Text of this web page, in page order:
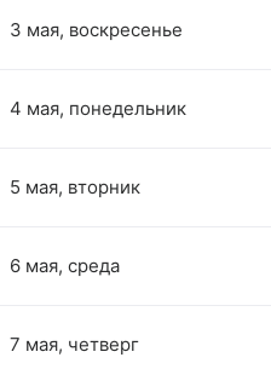
3 мая, воскресенье
4 мая, понедельник
5 мая, вторник
6 мая, среда
7 мая, четверг